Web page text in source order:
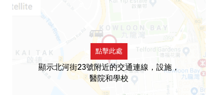
點擊此處
顯示北河街23號附近的交通連線，設施，
醫院和學校